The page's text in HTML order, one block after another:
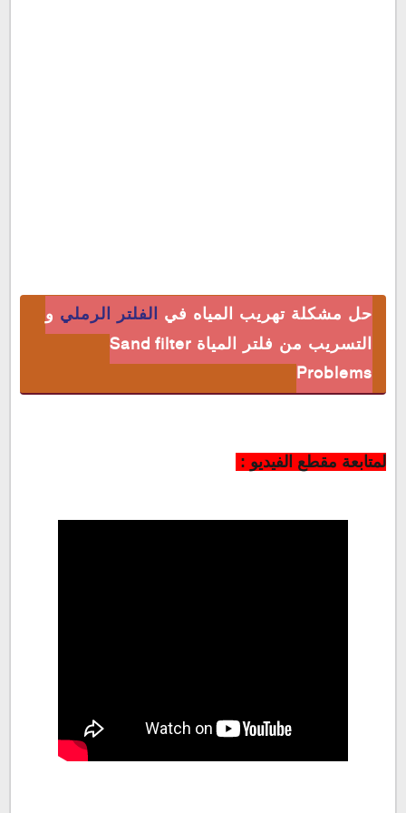
حل مشكلة تهريب المياه في الفلتر الرملي و
التسريب من فلتر المياة Sand filter
Problems
لمتابعة مقطع الفيديو :